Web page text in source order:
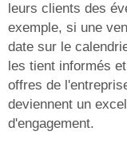
leurs clients des
exemple, si une
date sur le
les tient informés
offres de
deviennent un
d'engagement.